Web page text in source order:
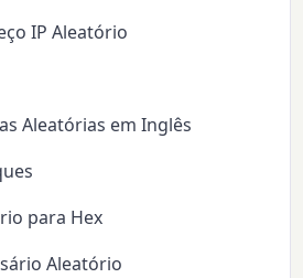
IP Aleatório
Aleatórias em Inglês
para Hex
Aleatório